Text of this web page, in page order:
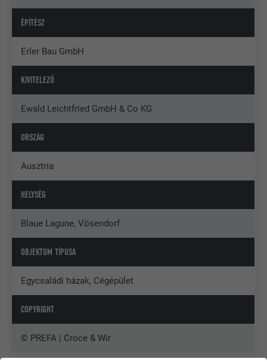
ÉPÍTÉSZ
Erler Bau GmbH
KIVITELEZŐ
Ewald Leichtfried GmbH & Co KG
ORSZÁG
Ausztria
HELYSÉG
Blaue Lagune, Vösendorf
OBJEKTUM TÍPUSA
Egycsaládi házak, Cégépület
COPYRIGHT
© PREFA | Croce & Wir